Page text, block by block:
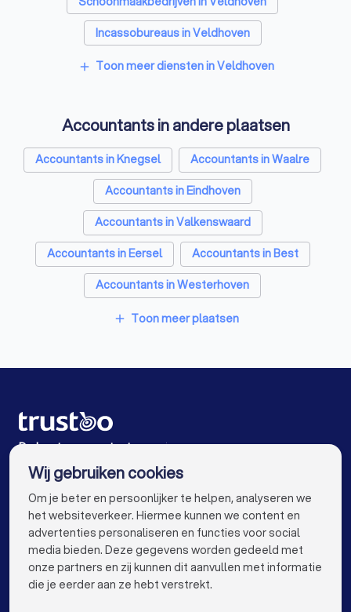
Incassobureaus in Veldhoven
Online marketing bureaus in Veldhoven
Vertaalbureaus in Veldhoven
SEO-specialisten in Veldhoven
Grafisch ontwerpers in Veldhoven
Reclamebureaus in Veldhoven
add Toon meer diensten in Veldhoven
Accountants in andere plaatsen
Accountants in Knegsel
Accountants in Waalre
Accountants in Eindhoven
Accountants in Valkenswaard
Accountants in Eersel
Accountants in Best
Accountants in Westerhoven
Accountants in Geldrop
Accountants in Oirschot
Accountants in Den Haag
Accountants in Utrecht
Accountants in Tilburg
Accountants in Groningen
Accountants in Almere
Accountants in Breda
Accountants in Nijmegen
Accountants in Enschede
Accountants in Haarlem
Accountants in Arnhem
add Toon meer plaatsen
De beste accountants voor jou
VOOR PARTICULIEREN keyboard_arrow_down
Wij gebruiken cookies
Om je beter en persoonlijker te helpen, analyseren we
het websiteverkeer. Hiermee kunnen we content en
advertenties personaliseren en functies voor social
media bieden. Deze gegevens worden gedeeld met
onze partners en zij kunnen dit aanvullen met informatie
die je eerder aan ze hebt verstrekt.